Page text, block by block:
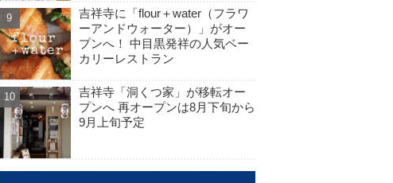
吉祥寺に「flour＋water（フラワ
ーアンドウォーター）」がオー
プンへ！ 中目黒発祥の人気ベー
カリーレストラン
吉祥寺「洞くつ家」が移転オー
プンへ 再オープンは8月下旬から
9月上旬予定